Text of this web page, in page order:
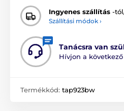
Ingyenes szállítás -
Szállítási módok ›
Tanácsra van
Hívjon a következő
Termékkód: tap923bw